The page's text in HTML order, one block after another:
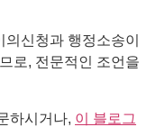
신청과 행정소송이
로, 전문적인 조언을
하시거나, 이 블로그